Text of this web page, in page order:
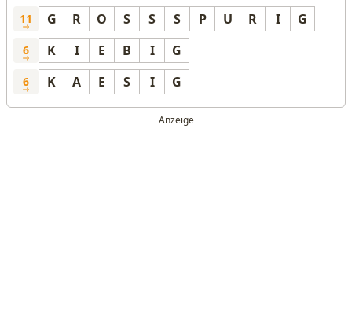
11 G R O S S S P U R I G
6 K I E B I G
6 K A E S I G